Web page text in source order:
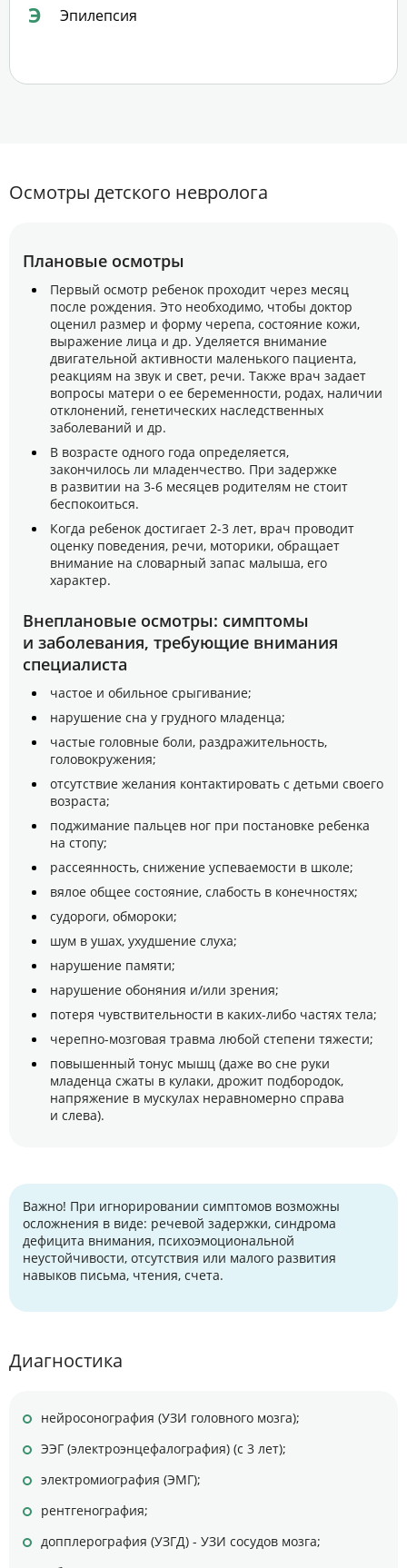
Э Эпилепсия
Осмотры детского невролога
Плановые осмотры
Первый осмотр ребенок проходит через месяц
после рождения. Это необходимо, чтобы доктор
оценил размер и форму черепа, состояние кожи,
выражение лица и др. Уделяется внимание
двигательной активности маленького пациента,
реакциям на звук и свет, речи. Также врач задает
вопросы матери о ее беременности, родах, наличии
отклонений, генетических наследственных
заболеваний и др.
В возрасте одного года определяется,
закончилось ли младенчество. При задержке
в развитии на 3-6 месяцев родителям не стоит
беспокоиться.
Когда ребенок достигает 2-3 лет, врач проводит
оценку поведения, речи, моторики, обращает
внимание на словарный запас малыша, его
характер.
Внеплановые осмотры: симптомы
и заболевания, требующие внимания
специалиста
частое и обильное срыгивание;
нарушение сна у грудного младенца;
частые головные боли, раздражительность,
головокружения;
отсутствие желания контактировать с детьми своего
возраста;
поджимание пальцев ног при постановке ребенка
на стопу;
рассеянность, снижение успеваемости в школе;
вялое общее состояние, слабость в конечностях;
судороги, обмороки;
шум в ушах, ухудшение слуха;
нарушение памяти;
нарушение обоняния и/или зрения;
потеря чувствительности в каких-либо частях тела;
черепно-мозговая травма любой степени тяжести;
повышенный тонус мышц (даже во сне руки
младенца сжаты в кулаки, дрожит подбородок,
напряжение в мускулах неравномерно справа
и слева).
Важно! При игнорировании симптомов возможны
осложнения в виде: речевой задержки, синдрома
дефицита внимания, психоэмоциональной
неустойчивости, отсутствия или малого развития
навыков письма, чтения, счета.
Диагностика
нейросонография (УЗИ головного мозга);
ЭЭГ (электроэнцефалография) (с 3 лет);
электромиография (ЭМГ);
рентгенография;
допплерография (УЗГД) - УЗИ сосудов мозга;